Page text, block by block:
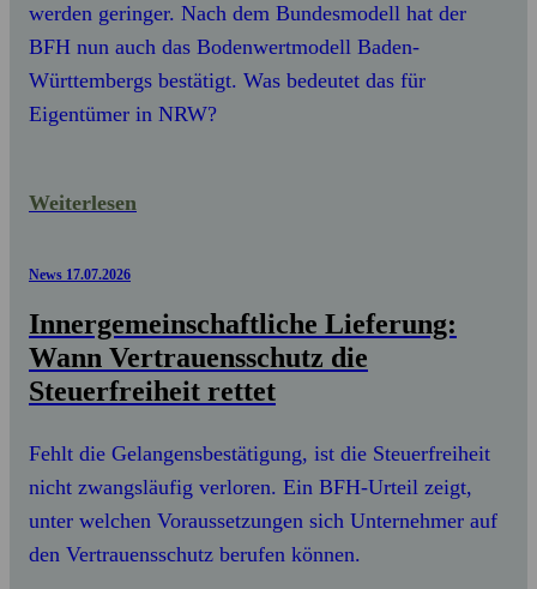
werden geringer. Nach dem Bundesmodell hat der
BFH nun auch das Bodenwertmodell Baden-
Württembergs bestätigt. Was bedeutet das für
Eigentümer in NRW?
Weiterlesen
News 17.07.2026
Innergemeinschaftliche Lieferung:
Wann Vertrauensschutz die
Steuerfreiheit rettet
Fehlt die Gelangensbestätigung, ist die Steuerfreiheit
nicht zwangsläufig verloren. Ein BFH-Urteil zeigt,
unter welchen Voraussetzungen sich Unternehmer auf
den Vertrauensschutz berufen können.